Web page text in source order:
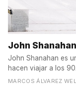
John
John Shanahan es
hacen viajar a los
MARCOS ÁLVAREZ